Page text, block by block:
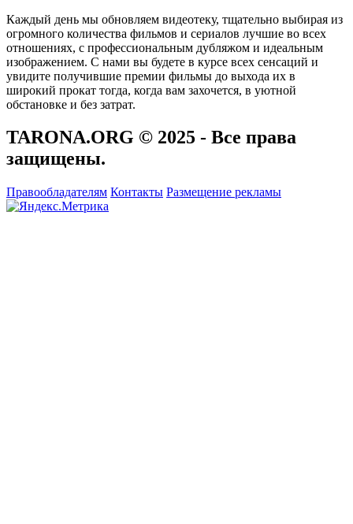
Каждый день мы обновляем видеотеку, тщательно выбирая из
огромного количества фильмов и сериалов лучшие во всех
отношениях, с профессиональным дубляжом и идеальным
изображением. С нами вы будете в курсе всех сенсаций и
увидите получившие премии фильмы до выхода их в
широкий прокат тогда, когда вам захочется, в уютной
обстановке и без затрат.
TARONA.ORG © 2025 - Все права
защищены.
Правообладателям Контакты Размещение рекламы